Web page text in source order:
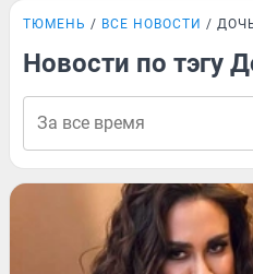
ТЮМЕНЬ ВСЕ НОВОСТИ
Новости по тэгу